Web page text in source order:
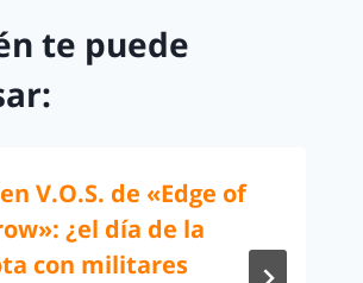
te puede
V.O.S. de «Edge of
¿el día de la
con militares